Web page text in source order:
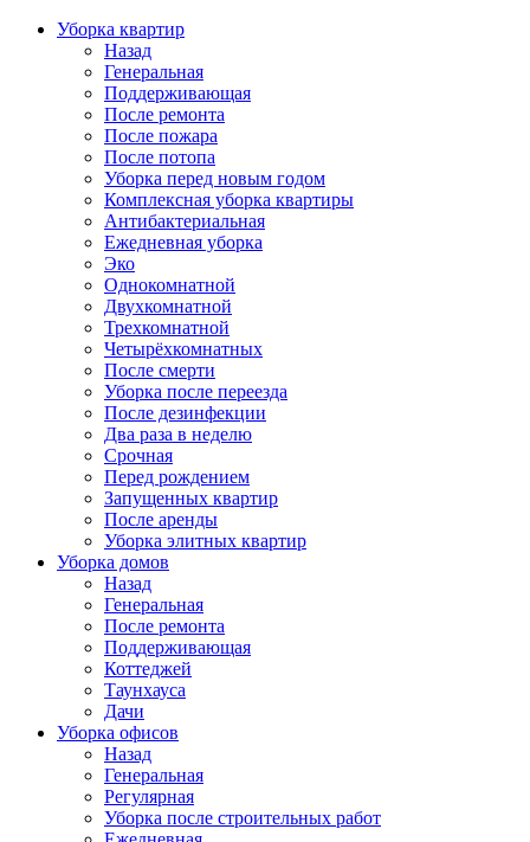
Уборка квартир
Назад
Генеральная
Поддерживающая
После ремонта
После пожара
После потопа
Уборка перед новым годом
Комплексная уборка квартиры
Антибактериальная
Ежедневная уборка
Эко
Однокомнатной
Двухкомнатной
Трехкомнатной
Четырёхкомнатных
После смерти
Уборка после переезда
После дезинфекции
Два раза в неделю
Срочная
Перед рождением
Запущенных квартир
После аренды
Уборка элитных квартир
Уборка домов
Назад
Генеральная
После ремонта
Поддерживающая
Коттеджей
Таунхауса
Дачи
Уборка офисов
Назад
Генеральная
Регулярная
Уборка после строительных работ